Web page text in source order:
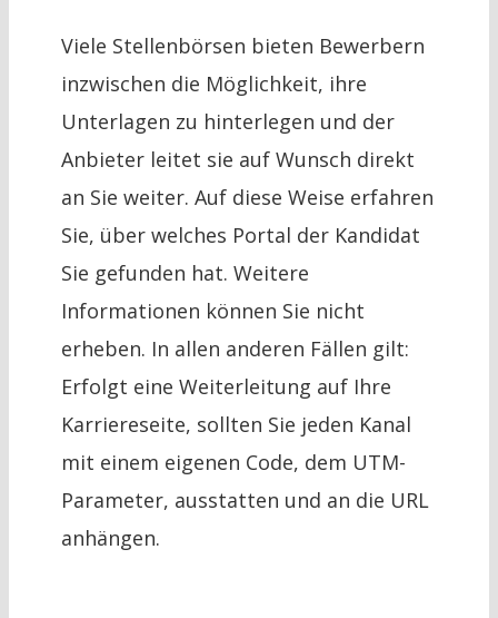
Viele Stellenbörsen bieten Bewerbern
inzwischen die Möglichkeit, ihre
Unterlagen zu hinterlegen und der
Anbieter leitet sie auf Wunsch direkt
an Sie weiter. Auf diese Weise erfahren
Sie, über welches Portal der Kandidat
Sie gefunden hat. Weitere
Informationen können Sie nicht
erheben. In allen anderen Fällen gilt:
Erfolgt eine Weiterleitung auf Ihre
Karriereseite, sollten Sie jeden Kanal
mit einem eigenen Code, dem UTM-
Parameter, ausstatten und an die URL
anhängen.